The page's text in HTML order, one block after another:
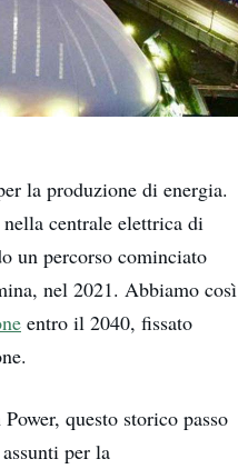
la produzione di energia.
centrale elettrica di
un percorso cominciato
nel 2021. Abbiamo così
entro il 2040, fissato
questo storico passo
per la